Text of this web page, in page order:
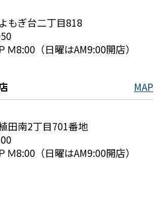
もぎ台二丁目818
8:00（日曜はAM9:00開店）
MAP
田南2丁目701番地
8:00（日曜はAM9:00開店）